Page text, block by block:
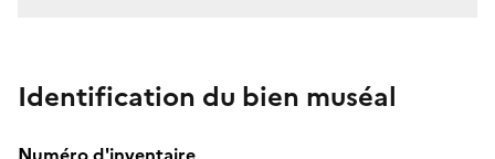
Identification du bien muséal